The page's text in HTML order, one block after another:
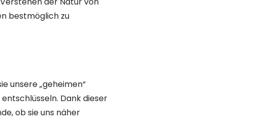
bestmöglich zu
unsere „geheimen“
Dank dieser
ob sie uns näher